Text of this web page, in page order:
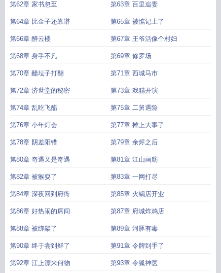
第62章 家书忽至 第63章 百里追妻
第64章 比金子还靠谱 第65章 被惦记上了
第66章 醉云楼 第67章 王爷活像个村妇
第68章 身手不凡 第69章 修罗场
第70章 醋坛子打翻 第71章 西城马市
第72章 济世堂的秘密 第73章 戏精开演
第74章 乱吃飞醋 第75章 二舅遇险
第76章 小年灯会 第77章 摊上大事了
第78章 阴差阳错 第79章 余烬之后
第80章 奇遇又是奇遇 第81章 江山画舫
第82章 被猴耍了 第83章 一网打尽
第84章 深夜回到府衙 第85章 火锅店开业
第86章 好热闹的席间 第87章 府城炸鸡店
第88章 被绑架了 第89章 河豚有毒
第90章 终于尝到鲜了 第91章 令牌到手了
第92章 江上漂来何物 第93章 令狐神医